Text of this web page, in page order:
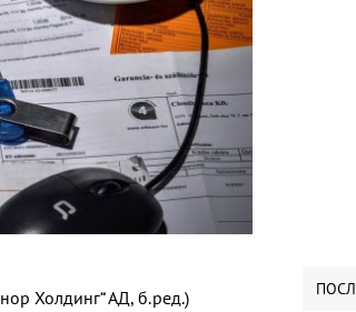
Холдинг“ АД, б.ред.)